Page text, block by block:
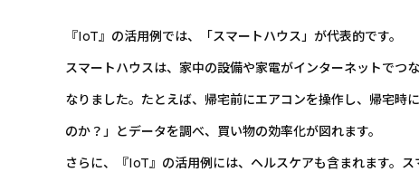
『IoT』の活用例では、「スマートハウス」が代表的です。
スマートハウスは、家中の設備や家電がインターネットでつ
なりました。たとえば、帰宅前にエアコンを操作し、帰宅時
のか？」とデータを調べ、買い物の効率化が図れます。
さらに、『IoT』の活用例には、ヘルスケアも含まれます。